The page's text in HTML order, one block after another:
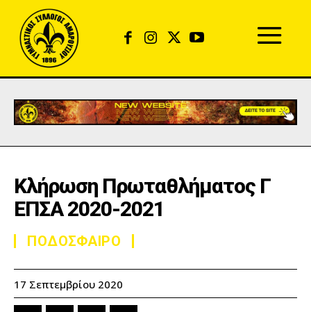
Κλήρωση Πρωταθλήματος Γ
ΕΠΣΑ 2020-2021
ΠΟΔΟΣΦΑΙΡΟ
17 Σεπτεμβρίου 2020